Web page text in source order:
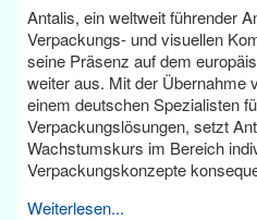
Antalis, ein weltweit führender
Verpackungs- und visuellen
seine Präsenz auf dem
weiter aus. Mit der Übernahme
einem deutschen Spezialisten
Verpackungslösungen, setzt
Wachstumskurs im Bereich
Verpackungskonzepte
Weiterlesen...